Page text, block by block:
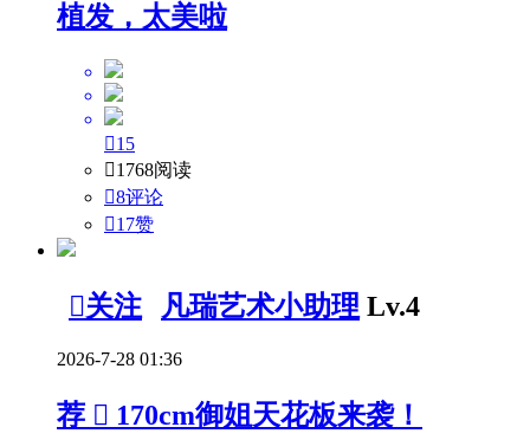
植发，太美啦
15
1768阅读
8评论
17赞
关注 凡瑞艺术小助理 Lv.4
2026-7-28 01:36
荐  170cm御姐天花板来袭！